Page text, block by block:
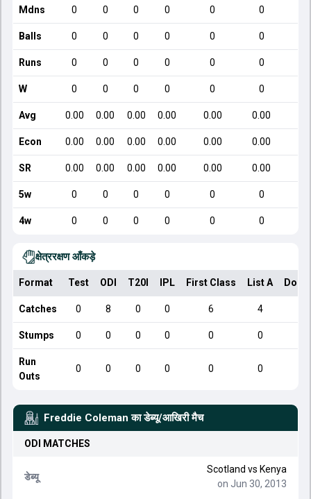
Mdns 0 0 0 0 0 0
Balls 0 0 0 0 0 0
Runs 0 0 0 0 0 0
W 0 0 0 0 0 0
Avg 0.00 0.00 0.00 0.00 0.00 0.00
Econ 0.00 0.00 0.00 0.00 0.00 0.00
SR 0.00 0.00 0.00 0.00 0.00 0.00
5w 0 0 0 0 0 0
4w 0 0 0 0 0 0
क्षेत्ररक्षण आँकड़े
Format Test ODI T20I IPL First Class List A
Catches 0 8 0 0 6 4
Stumps 0 0 0 0 0 0
Run
Outs
0 0 0 0 0 0
Freddie Coleman का डेब्यू/आखिरी मैच
ODI MATCHES
डेब्यू
Scotland vs Kenya
on Jun 30, 2013